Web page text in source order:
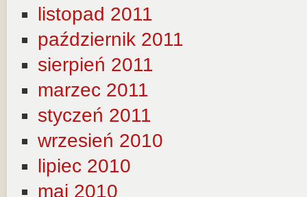
listopad 2011
październik 2011
sierpień 2011
marzec 2011
styczeń 2011
wrzesień 2010
lipiec 2010
maj 2010